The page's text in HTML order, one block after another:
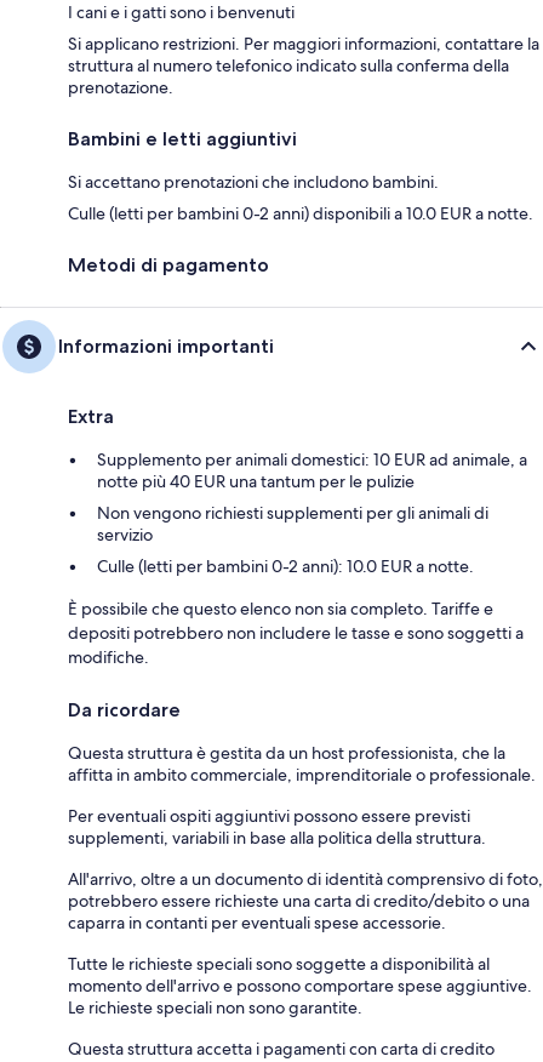
I cani e i gatti sono i benvenuti
Si applicano restrizioni. Per maggiori informazioni, contattare la
struttura al numero telefonico indicato sulla conferma della
prenotazione.
Bambini e letti aggiuntivi
Si accettano prenotazioni che includono bambini.
Culle (letti per bambini 0-2 anni) disponibili a 10.0 EUR a notte.
Metodi di pagamento
Informazioni importanti
Extra
Supplemento per animali domestici: 10 EUR ad animale, a
notte più 40 EUR una tantum per le pulizie
Non vengono richiesti supplementi per gli animali di
servizio
Culle (letti per bambini 0-2 anni): 10.0 EUR a notte.
È possibile che questo elenco non sia completo. Tariffe e
depositi potrebbero non includere le tasse e sono soggetti a
modifiche.
Da ricordare
Questa struttura è gestita da un host professionista, che la
affitta in ambito commerciale, imprenditoriale o professionale.
Per eventuali ospiti aggiuntivi possono essere previsti
supplementi, variabili in base alla politica della struttura.
All'arrivo, oltre a un documento di identità comprensivo di foto,
potrebbero essere richieste una carta di credito/debito o una
caparra in contanti per eventuali spese accessorie.
Tutte le richieste speciali sono soggette a disponibilità al
momento dell'arrivo e possono comportare spese aggiuntive.
Le richieste speciali non sono garantite.
Questa struttura accetta i pagamenti con carta di credito